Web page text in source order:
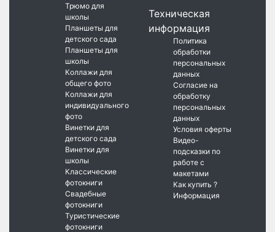
Трюмо для
школы
Планшеты для
детского сада
Планшеты для
школы
Коллажи для
общего фото
Коллажи для
индивидуального
фото
Винетки для
детского сада
Винетки для
школы
Классические
фотокниги
Свадебные
фотокниги
Туристические
фотокниги
Техническая
информация
Политика
обработки
персональных
данных
Согласие на
обработку
персональных
данных
Условия оферты
Видео-
подсказки по
работе с
макетами
Как купить ?
Информация